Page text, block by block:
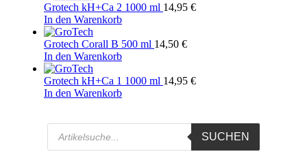
120,00 €.
Grotech kH+Ca 2 1000 ml 14,95 €
In den Warenkorb
Grotech Corall B 500 ml 14,50 €
In den Warenkorb
Grotech kH+Ca 1 1000 ml 14,95 €
In den Warenkorb
Products
search
SUCHEN